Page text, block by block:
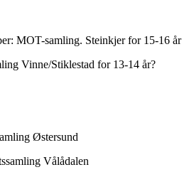
MOT-samling. Steinkjer for 15-16 år
Vinne/Stiklestad for 13-14 år?
Østersund
Vålådalen